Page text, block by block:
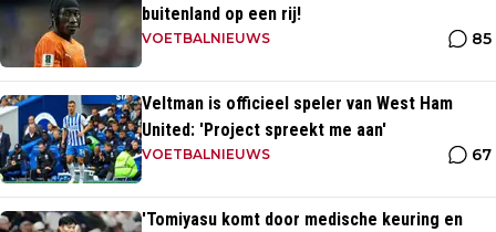
buitenland op een rij!
VOETBALNIEUWS 85
Veltman is officieel speler van West Ham
United: 'Project spreekt me aan'
VOETBALNIEUWS 67
'Tomiyasu komt door medische keuring en